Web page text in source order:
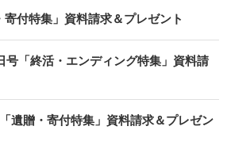
付特集」資料請求＆プレゼント
号「終活・エンディング特集」資料請
遺贈・寄付特集」資料請求＆プレゼン